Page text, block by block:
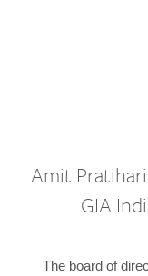
Amit
GIA
The board of